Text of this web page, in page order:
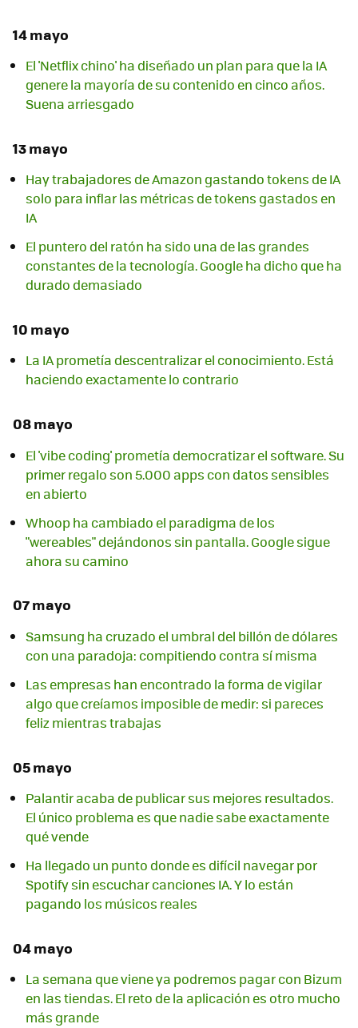
14 mayo
El 'Netflix chino' ha diseñado un plan para que la IA
genere la mayoría de su contenido en cinco años.
Suena arriesgado
13 mayo
Hay trabajadores de Amazon gastando tokens de IA
solo para inflar las métricas de tokens gastados en
IA
El puntero del ratón ha sido una de las grandes
constantes de la tecnología. Google ha dicho que ha
durado demasiado
10 mayo
La IA prometía descentralizar el conocimiento. Está
haciendo exactamente lo contrario
08 mayo
El 'vibe coding' prometía democratizar el software. Su
primer regalo son 5.000 apps con datos sensibles
en abierto
Whoop ha cambiado el paradigma de los
"wereables" dejándonos sin pantalla. Google sigue
ahora su camino
07 mayo
Samsung ha cruzado el umbral del billón de dólares
con una paradoja: compitiendo contra sí misma
Las empresas han encontrado la forma de vigilar
algo que creíamos imposible de medir: si pareces
feliz mientras trabajas
05 mayo
Palantir acaba de publicar sus mejores resultados.
El único problema es que nadie sabe exactamente
qué vende
Ha llegado un punto donde es difícil navegar por
Spotify sin escuchar canciones IA. Y lo están
pagando los músicos reales
04 mayo
La semana que viene ya podremos pagar con Bizum
en las tiendas. El reto de la aplicación es otro mucho
más grande